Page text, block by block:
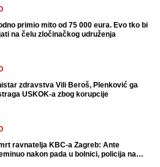
primio mito od 75 000 eura. Evo tko bi
na čelu zločinačkog udruženja
zdravstva Vili Beroš, Plenković ga
USKOK-a zbog korupcije
ravnatelja KBC-a Zagreb: Ante
nakon pada u bolnici, policija na